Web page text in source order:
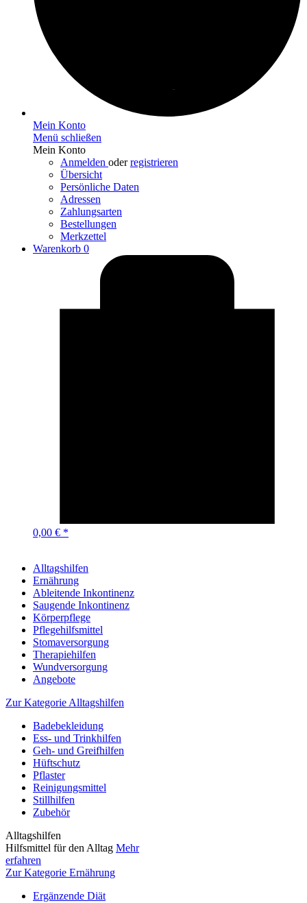
Mein Konto
Menü schließen
Mein Konto
Anmelden oderregistrieren
Übersicht
Persönliche Daten
Adressen
Zahlungsarten
Bestellungen
Merkzettel
Warenkorb 0
0,00 € *
Alltagshilfen
Ernährung
Ableitende Inkontinenz
Saugende Inkontinenz
Körperpflege
Pflegehilfsmittel
Stomaversorgung
Therapiehilfen
Wundversorgung
Angebote
Zur Kategorie Alltagshilfen
Badebekleidung
Ess- und Trinkhilfen
Geh- und Greifhilfen
Hüftschutz
Pflaster
Reinigungsmittel
Stillhilfen
Zubehör
Alltagshilfen
Hilfsmittel für den Alltag Mehr
erfahren
Zur Kategorie Ernährung
Ergänzende Diät